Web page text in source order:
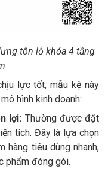
tôn lỗ khóa 4 tầng
lực tốt, mẫu kệ này
hình kinh doanh:
lợi: Thường được đặt
tích. Đây là lựa chọn
hàng tiêu dùng nhanh,
phẩm đóng gói.